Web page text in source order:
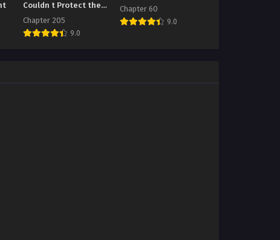
Couldn t Protect the
Dungeon
Chapter 205
9.0
Chapter 60
9.0